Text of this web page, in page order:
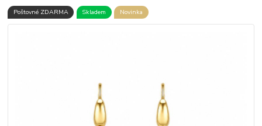
Poštovné ZDARMA Skladem Novinka